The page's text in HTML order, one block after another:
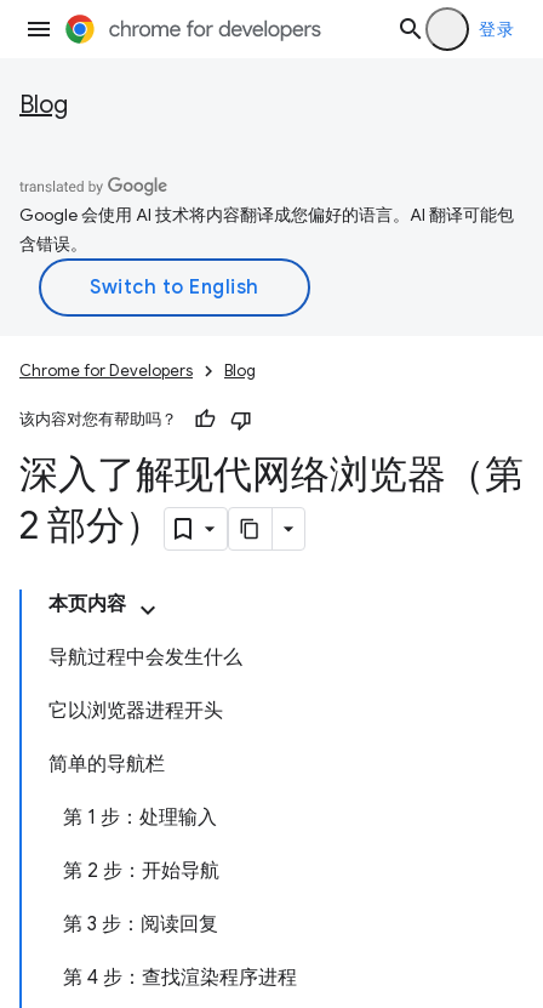
登录
Blog
Google 会使用 AI 技术将内容翻译成您偏好的语言。AI 翻译可能包
含错误。
Chrome for Developers Blog
该内容对您有帮助吗？
深入了解现代网络浏览器（第
2 部分）
本页内容
导航过程中会发生什么
它以浏览器进程开头
简单的导航栏
第 1 步：处理输入
第 2 步：开始导航
第 3 步：阅读回复
第 4 步：查找渲染程序进程